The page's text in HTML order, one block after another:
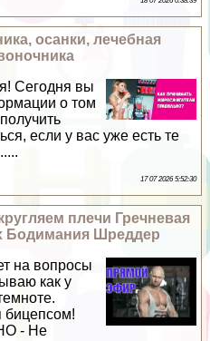
осанки, лечебная
Сегодня вы
о том
если у вас уже есть те
17 07 2026 5:52:30
плечи Гречневая
Бодимания Шреддер
на вопросы
как у
бицепсом!
- Не